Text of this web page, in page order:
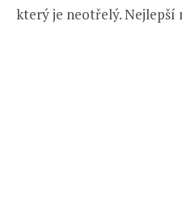
který je neotřelý. Nejlepší